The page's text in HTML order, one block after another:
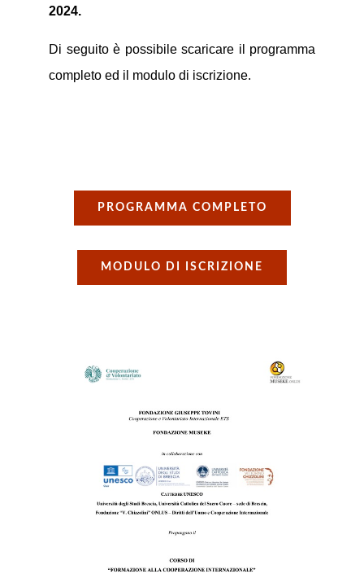
2024.
Di seguito è possibile scaricare il programma
completo ed il modulo di iscrizione.
PROGRAMMA COMPLETO
MODULO DI ISCRIZIONE